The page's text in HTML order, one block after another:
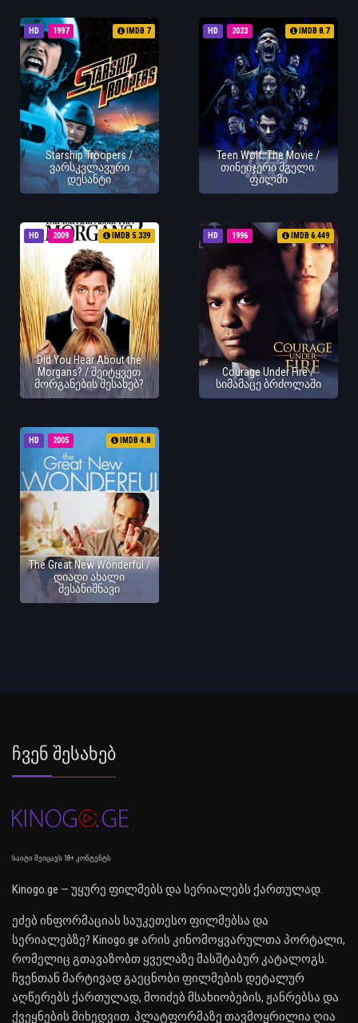
HD 1997 IMDB 7
Starship Troopers /
ვარსკვლავური
დესანტი
HD 2023 IMDB 8.7
Teen Wolf: The Movie /
თინეიჯერი მგელი:
ფილმი
HD 2009 IMDB 5.339
Did You Hear About the
Morgans? / შეიტყვეთ
მორგანების შესახებ?
HD 1996 IMDB 6.449
Courage Under Fire /
სიმამაცე ბრძოლაში
HD 2005 IMDB 4.8
The Great New Wonderful /
დიადი ახალი
შესანიშნავი
Ჩვენ Შესახებ
საიტი შეიცავს 18+ კონტენტს
Kinogo.ge — უყურე ფილმებს და სერიალებს ქართულად.
ეძებ ინფორმაციას საუკეთესო ფილმებსა და
სერიალებზე? Kinogo.ge არის კინომოყვარულთა პორტალი,
რომელიც გთავაზობთ ყველაზე მასშტაბურ კატალოგს.
ჩვენთან მარტივად გაეცნობი ფილმების დეტალურ
აღწერებს ქართულად, მოიძებ მსახიობების, ჟანრებსა და
ქვეყნების მიხედვით. პლატფორმაზე თავმოყრილია ღია